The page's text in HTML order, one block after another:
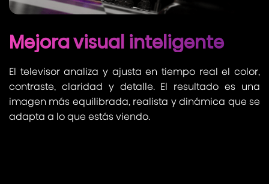
Mejora visual inteligente
El televisor analiza y ajusta en tiempo real el color,
contraste, claridad y detalle. El resultado es una
imagen más equilibrada, realista y dinámica que se
adapta a lo que estás viendo.